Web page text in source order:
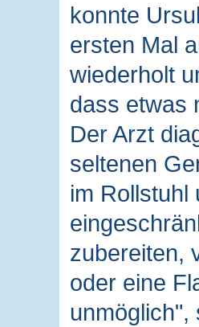
konnte
ersten Mal
wiederholt
dass etwas
Der Arzt
seltenen
im Rollstuhl
zubereiten,
oder eine
unmöglich",